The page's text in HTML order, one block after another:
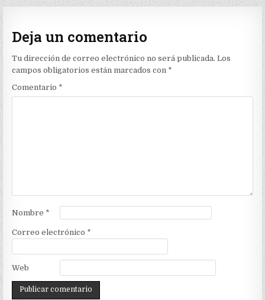
Deja un comentario
Tu dirección de correo electrónico no será publicada. Los
campos obligatorios están marcados con *
Comentario *
Nombre *
Correo electrónico *
Web